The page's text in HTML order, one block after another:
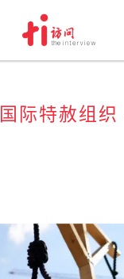
国际特赦组织